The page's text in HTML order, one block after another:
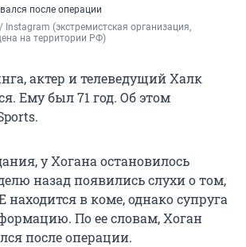
после операции
Instagram (экстремистская организация,
на территории РФ)
актер и телеведущий Халк
Ему был 71 год. Об этом
у Хогана остановилось
назад появились слухи о том,
находится в коме, однако супруга
По ее словам, Хоган
после операции.